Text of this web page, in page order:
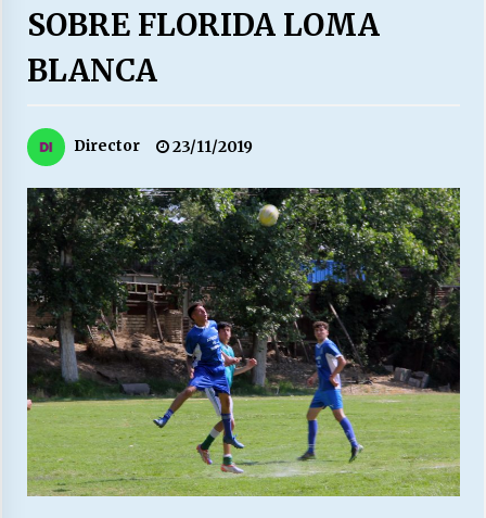
“ORGULLOSOS DE SER DC” SALUDA EL
LABORAL:
Escuela hospitalaria El Carmen de Maipu.
25/06/2026
¿Qué habrían dicho?
23/06/2026
VOLVER A SER ALTERNATIVA
16/06/2026
SOBRE FLORIDA LOMA
BLANCA
Director 23/11/2019